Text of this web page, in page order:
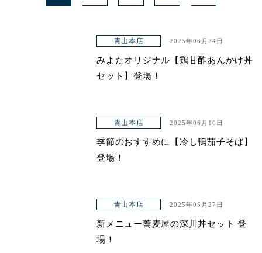
青山本店 2025年06月24日
みよたオリジナル【鶏甘酢あんかけ丼
セット】登場！
青山本店 2025年06月10日
季節のおすすめに【冷し鴨茄子そば】
登場！
青山本店 2025年05月27日
新メニュー蕎麦屋の深川丼セット 登
場！